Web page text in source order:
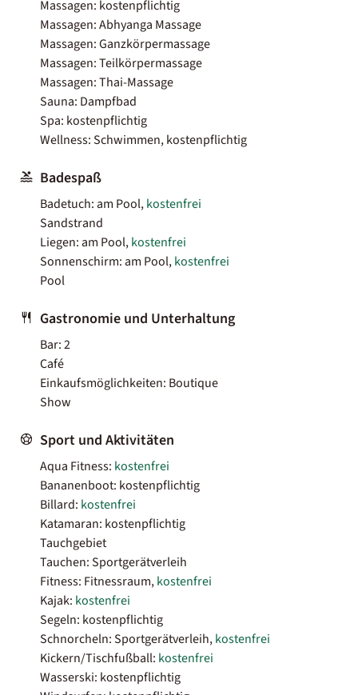
Massagen: kostenpflichtig
Massagen: Abhyanga Massage
Massagen: Ganzkörpermassage
Massagen: Teilkörpermassage
Massagen: Thai-Massage
Sauna: Dampfbad
Spa: kostenpflichtig
Wellness: Schwimmen, kostenpflichtig
Badespaß
Badetuch: am Pool,kostenfrei
Sandstrand
Liegen: am Pool,kostenfrei
Sonnenschirm: am Pool,kostenfrei
Pool
Gastronomie und Unterhaltung
Bar: 2
Café
Einkaufsmöglichkeiten: Boutique
Show
Sport und Aktivitäten
Aqua Fitness: kostenfrei
Bananenboot: kostenpflichtig
Billard: kostenfrei
Katamaran: kostenpflichtig
Tauchgebiet
Tauchen: Sportgerätverleih
Fitness: Fitnessraum,kostenfrei
Kajak: kostenfrei
Segeln: kostenpflichtig
Schnorcheln: Sportgerätverleih,kostenfrei
Kickern/Tischfußball: kostenfrei
Wasserski: kostenpflichtig